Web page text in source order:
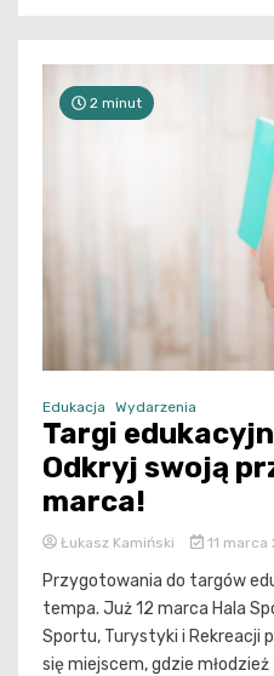
2 minut
Edukacja Wydarzenia
Targi
Odkryj swoją
marca!
Łukasz Kamiński 11 marca
Przygotowania do targów
tempa. Już 12 marca Hala
Sportu, Turystyki i Rekreacji
się miejscem, gdzie